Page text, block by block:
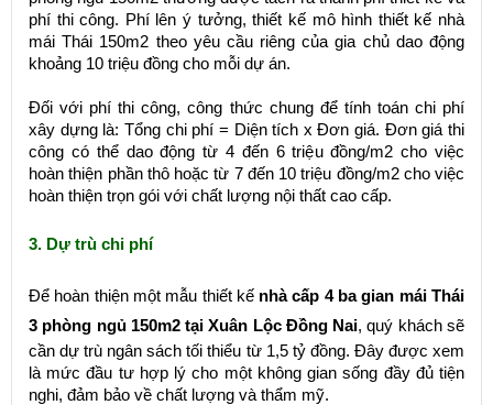
phí thi công. Phí lên ý tưởng, thiết kế mô hình thiết kế nhà
mái Thái 150m2 theo yêu cầu riêng của gia chủ dao động
khoảng 10 triệu đồng cho mỗi dự án.
Đối với phí thi công, công thức chung để tính toán chi phí
xây dựng là: Tổng chi phí = Diện tích x Đơn giá. Đơn giá thi
công có thể dao động từ 4 đến 6 triệu đồng/m2 cho việc
hoàn thiện phần thô hoặc từ 7 đến 10 triệu đồng/m2 cho việc
hoàn thiện trọn gói với chất lượng nội thất cao cấp.
3. Dự trù chi phí
Để hoàn thiện một mẫu thiết kế nhà cấp 4 ba gian mái Thái
3 phòng ngủ 150m2 tại Xuân Lộc Đồng Nai, quý khách sẽ
cần dự trù ngân sách tối thiểu từ 1,5 tỷ đồng. Đây được xem
là mức đầu tư hợp lý cho một không gian sống đầy đủ tiện
nghi, đảm bảo về chất lượng và thẩm mỹ.